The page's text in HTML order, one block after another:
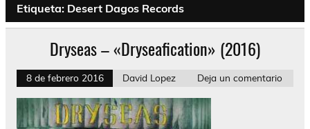
Etiqueta: Desert Dagos Records
Dryseas – «Dryseafication» (2016)
8 de febrero 2016 David Lopez Deja un comentario